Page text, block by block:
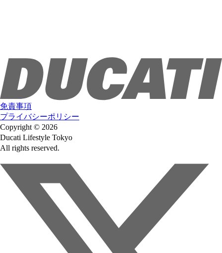
免責事項
プライバシーポリシー
Copyright © 2026
Ducati Lifestyle Tokyo
All rights reserved.